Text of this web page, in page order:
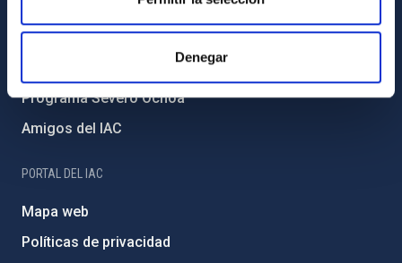
Denegar
Medio Ambiente y Sostenibilidad
Proyectos institucionales
Programa Severo Ochoa
Amigos del IAC
PORTAL DEL IAC
Mapa web
Políticas de privacidad